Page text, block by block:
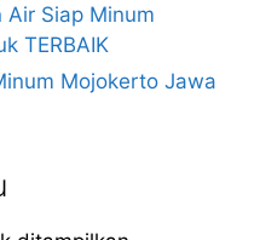
Air Siap Minum
TERBAIK
Mojokerto Jawa